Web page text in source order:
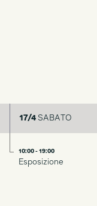
17/4SABATO
10:00 - 19:00
Esposizione